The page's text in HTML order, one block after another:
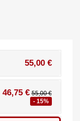
55,00 €
46,75 € 55,00 €
- 15%